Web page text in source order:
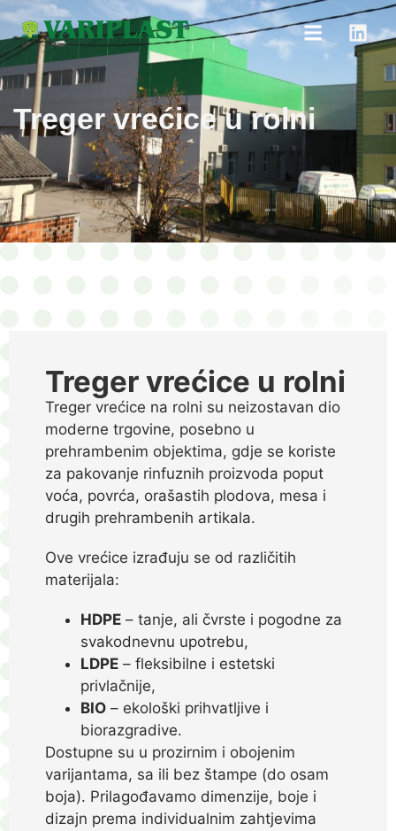
Treger vrećice u rolni
Treger vrećice u rolni
Treger vrećice na rolni su neizostavan dio
moderne trgovine, posebno u
prehrambenim objektima, gdje se koriste
za pakovanje rinfuznih proizvoda poput
voća, povrća, orašastih plodova, mesa i
drugih prehrambenih artikala.
Ove vrećice izrađuju se od različitih
materijala:
HDPE – tanje, ali čvrste i pogodne za
svakodnevnu upotrebu,
LDPE – fleksibilne i estetski
privlačnije,
BIO – ekološki prihvatljive i
biorazgradive.
Dostupne su u prozirnim i obojenim
varijantama, sa ili bez štampe (do osam
boja). Prilagođavamo dimenzije, boje i
dizajn prema individualnim zahtjevima